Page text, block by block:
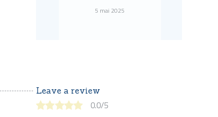
5 mai 2025
Leave a review
0.0/5